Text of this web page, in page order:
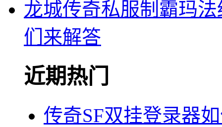
龙城传奇私服制霸玛
们来解答
近期热门
传奇SF双挂登录器